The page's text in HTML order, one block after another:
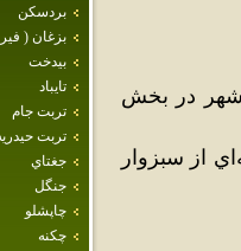
بردسكن
بزغان (
بيدخت
تايباد
تربت جام
تربت
جغتاي
جنگل
چاپشلو
چکنه
شهر در بخش
از سبزوار